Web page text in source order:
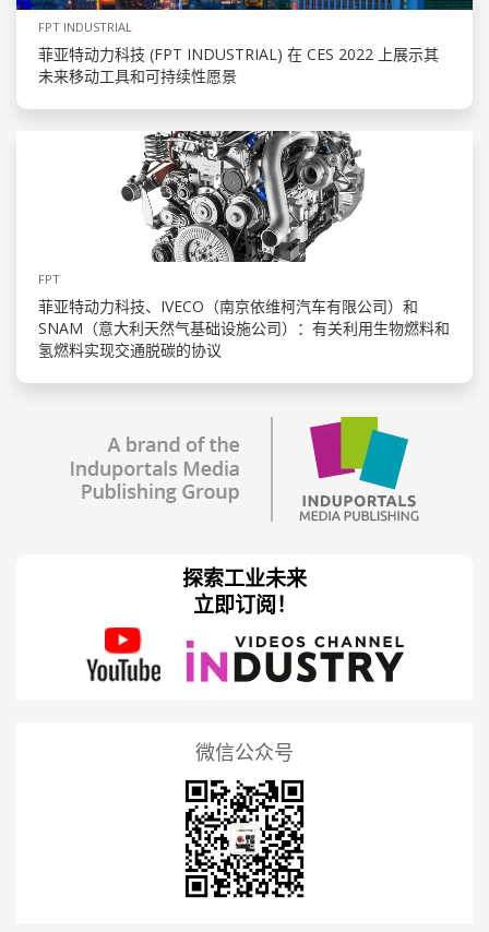
FPT INDUSTRIAL
菲亚特动力科技 (FPT INDUSTRIAL) 在 CES 2022 上展示其
未来移动工具和可持续性愿景
FPT
菲亚特动力科技、IVECO（南京依维柯汽车有限公司）和
SNAM（意大利天然气基础设施公司）：有关利用生物燃料和
氢燃料实现交通脱碳的协议
探索工业未来
立即订阅！
微信公众号